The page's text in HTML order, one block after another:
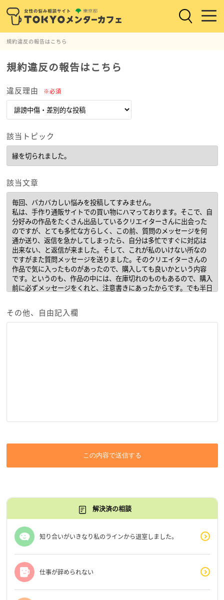
規約違反の報告はこちら
規約違反の報告はこちら
違反理由 ※必須
該当トピック
該当文章
その他、自由記入欄
この内容で送信する
解決済の相談
知り合いがいきなり私のラインから退室しました。
仕事が辞められない